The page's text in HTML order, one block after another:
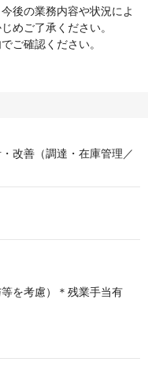
後の業務内容や状況によ
めご了承ください。
ご確認ください。
改善（調達・在庫管理／
を考慮）＊残業手当有